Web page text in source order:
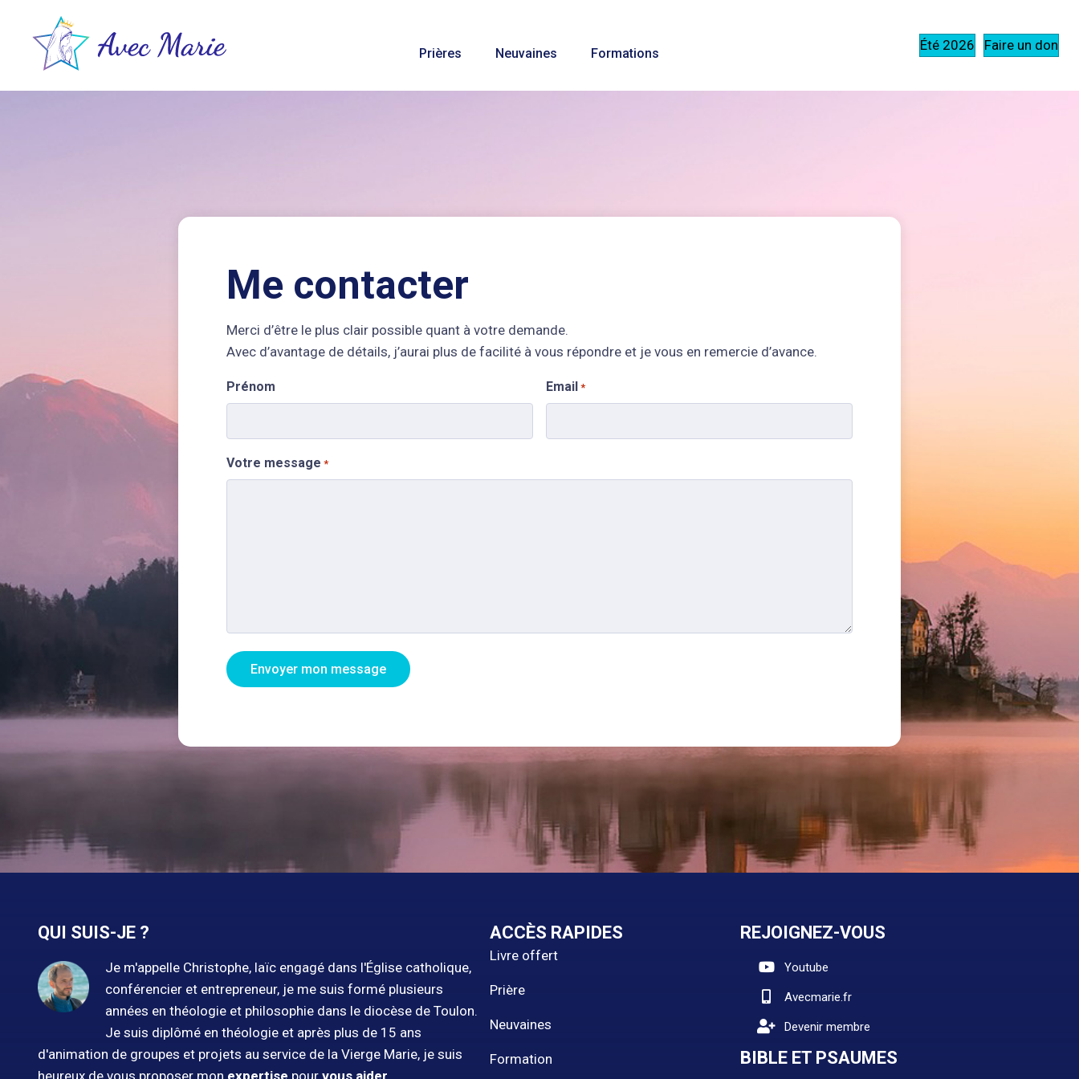
Prières Neuvaines Formations
Été 2026 Faire un don
Me contacter
Merci d’être le plus clair possible quant à votre demande.
Avec d’avantage de détails, j’aurai plus de facilité à vous répondre et je vous en remercie d’avance.
Prénom Email *
Votre message *
QUI SUIS-JE ?
Je m'appelle Christophe, laïc engagé dans l'Église catholique,
conférencier et entrepreneur, je me suis formé plusieurs
années en théologie et philosophie dans le diocèse de Toulon.
Je suis diplômé en théologie et après plus de 15 ans
d'animation de groupes et projets au service de la Vierge Marie, je suis
heureux de vous proposer mon expertise pour vous aider
ACCÈS RAPIDES
Livre offert
Prière
Neuvaines
Formation
REJOIGNEZ-VOUS
Youtube
Avecmarie.fr
Devenir membre
BIBLE ET PSAUMES